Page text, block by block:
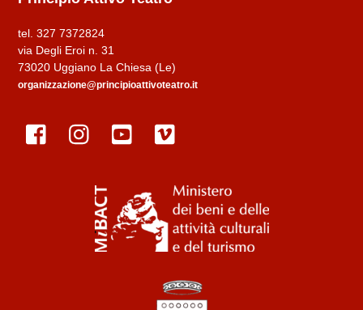
tel. 327 7372824
via Degli Eroi n. 31
73020 Uggiano La Chiesa (Le)
organizzazione@principioattivoteatro.it